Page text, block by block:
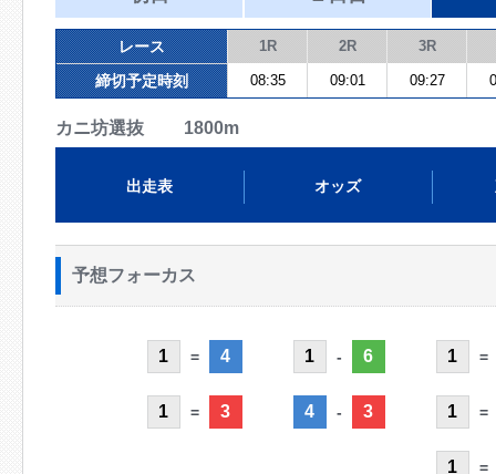
レース 1R 2R 3R
締切予定時刻 08:35 09:01 09:27
カニ坊選抜 1800m
出走表 オッズ
予想フォーカス
1 = 4
1 = 3
1 - 6
4 - 3
1 =
1 =
1 =